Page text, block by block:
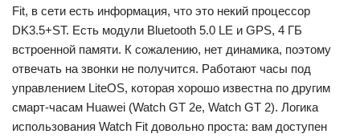
Fit, в сети есть информация, что это некий процессор
DK3.5+ST. Есть модули Bluetooth 5.0 LE и GPS, 4 ГБ
встроенной памяти. К сожалению, нет динамика, поэтому
отвечать на звонки не получится. Работают часы под
управлением LiteOS, которая хорошо известна по другим
смарт-часам Huawei (Watch GT 2e, Watch GT 2). Логика
использования Watch Fit довольно проста: вам доступен